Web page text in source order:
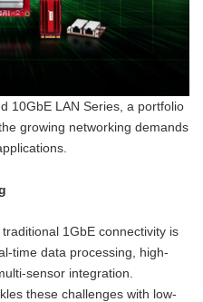
10GbE LAN Series, a portfolio
growing networking demands
1GbE connectivity is
time data processing, high-
sensor integration.
these challenges with low-